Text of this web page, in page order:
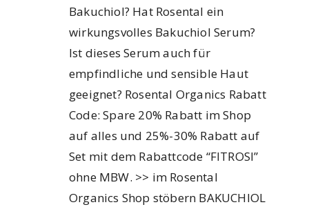
Bakuchiol? Hat Rosental ein
wirkungsvolles Bakuchiol Serum?
Ist dieses Serum auch für
empfindliche und sensible Haut
geeignet? Rosental Organics Rabatt
Code: Spare 20% Rabatt im Shop
auf alles und 25%-30% Rabatt auf
Set mit dem Rabattcode “FITROSI”
ohne MBW. >> im Rosental
Organics Shop stöbern BAKUCHIOL